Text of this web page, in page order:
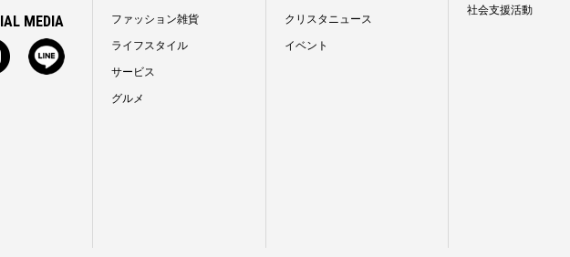
MEDIA ファッション雑貨
ライフスタイル
サービス
グルメ
クリスタニュース
イベント
社会支援活動